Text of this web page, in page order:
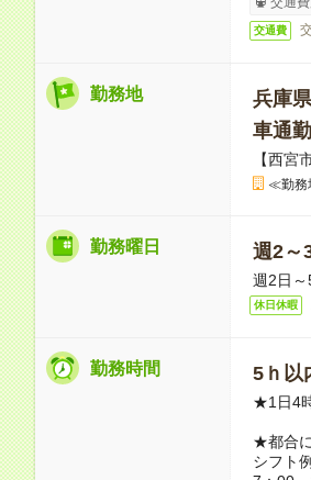
交通費
勤務地
兵庫
車通
【西宮
≪勤務
勤務曜日 週2～
週2日
休日休暇
勤務時間 5ｈ以
★1日4
★都合
シフト